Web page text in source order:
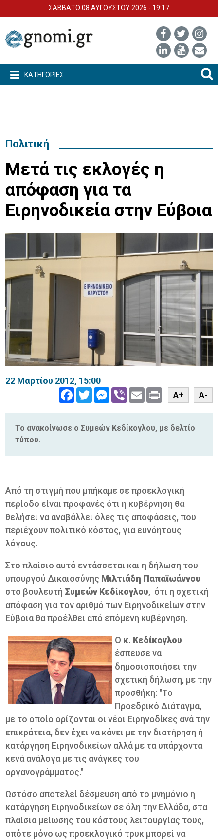
ΣΑΒΒΑΤΟ 08 ΑΥΓΟΥΣΤΟΥ 2026 - 19:17
ΚΑΤΗΓΟΡΙΕΣ
Πολιτική
Μετά τις εκλογές η
απόφαση για τα
Ειρηνοδικεία στην Εύβοια
22 Μαρτίου 2012, 15:00
FacebookTwitterMessenger
Viber Email PrintA+ A-
Το ανακοίνωσε ο Συμεών Κεδίκογλου, με δελτίο
τύπου.
Από τη στιγμή που μπήκαμε σε προεκλογική
περίοδο είναι προφανές ότι η κυβέρνηση θα
θελήσει να αναβάλλει όλες τις αποφάσεις, που
περιέχουν πολιτικό κόστος, για ευνόητους
λόγους.
Στο πλαίσιο αυτό εντάσσεται και η δήλωση του
υπουργού Δικαιοσύνης Μιλτιάδη Παπαϊωάννου
στο βουλευτήΣυμεών Κεδίκογλου, ότι η σχετική
απόφαση για τον αριθμό των Ειρηνοδικείων στην
Εύβοια θα προέλθει από επόμενη κυβέρνηση.
Ο κ. Κεδίκογλου
έσπευσε να
δημοσιοποιήσει την
σχετική δήλωση, με την
προσθήκη: "Το
Προεδρικό Διάταγμα,
με το οποίο ορίζονται οι νέοι Ειρηνοδίκες ανά την
επικράτεια, δεν έχει να κάνει με την διατήρηση ή
κατάργηση Ειρηνοδικείων αλλά με τα υπάρχοντα
κενά ανάλογα με τις ανάγκες του
οργανογράμματος."
Ωστόσο αποτελεί δέσμευση από το μνημόνιο η
κατάργηση Ειρηνοδικείων σε όλη την Ελλάδα, στα
πλαίσια μείωσης του κόστους λειτουργίας τους,
οπότε μόνο ως προεκλογικό τρυκ μπορεί να